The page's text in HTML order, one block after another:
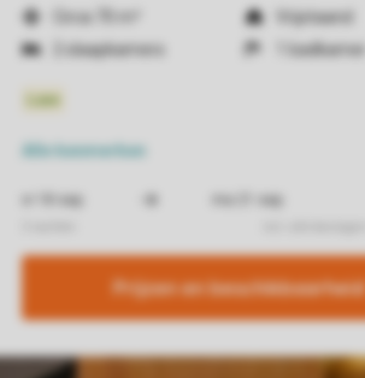
Circa 70 m²
Vrijstaand
2 slaapkamers
1 badkamer
Alle kenmerken
Prijzen en beschikbaarheid